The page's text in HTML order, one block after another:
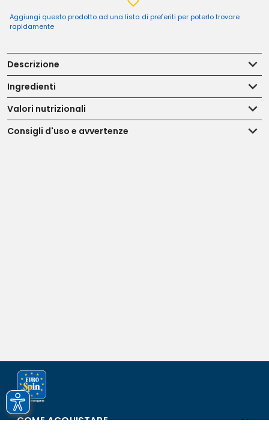
Aggiungi questo prodotto ad una lista di preferiti per poterlo trovare
rapidamente
Descrizione
Ingredienti
Valori nutrizionali
Consigli d'uso e avvertenze
COME ACQUISTARE